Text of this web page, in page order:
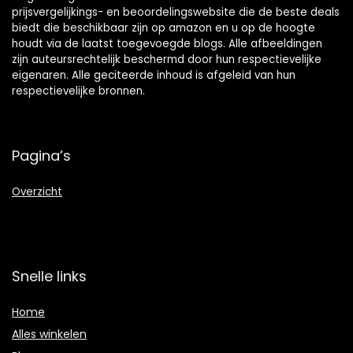
prijsvergelijkings- en beoordelingswebsite die de beste deals
biedt die beschikbaar zijn op amazon en u op de hoogte
houdt via de laatst toegevoegde blogs. Alle afbeeldingen
zijn auteursrechtelijk beschermd door hun respectievelijke
eigenaren. Alle geciteerde inhoud is afgeleid van hun
respectievelijke bronnen.
Pagina’s
Overzicht
Snelle links
Home
Alles winkelen